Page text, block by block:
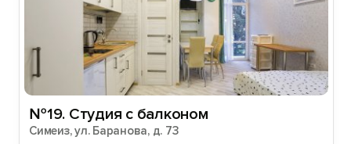
№19. Студия с балконом
Симеиз, ул. Баранова, д. 73